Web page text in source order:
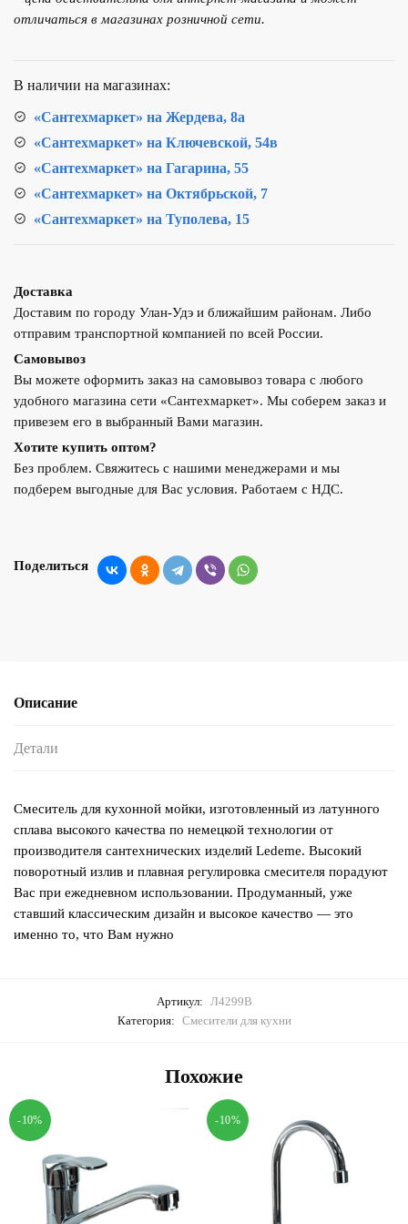
кухни
LEDEME
отличаться в магазинах розничной сети.
В наличии на магазинах:
«Сантехмаркет» на Жердева, 8а
«Сантехмаркет» на Ключевской, 54в
«Сантехмаркет» на Гагарина, 55
«Сантехмаркет» на Октябрьской, 7
«Сантехмаркет» на Туполева, 15
Доставка
Доставим по городу Улан-Удэ и ближайшим районам. Либо
отправим транспортной компанией по всей России.
Самовывоз
Вы можете оформить заказ на самовывоз товара с любого
удобного магазина сети «Сантехмаркет». Мы соберем заказ и
привезем его в выбранный Вами магазин.
Хотите купить оптом?
Без проблем. Свяжитесь с нашими менеджерами и мы
подберем выгодные для Вас условия. Работаем с НДС.
Поделиться
Описание
Детали
Смеситель для кухонной мойки, изготовленный из латунного
сплава высокого качества по немецкой технологии от
производителя сантехнических изделий Ledeme. Высокий
поворотный излив и плавная регулировка смесителя порадуют
Вас при ежедневном использовании. Продуманный, уже
ставший классическим дизайн и высокое качество — это
именно то, что Вам нужно
Артикул: Л4299В
Категория: Смесители для кухни
Похожие
-10% -10%